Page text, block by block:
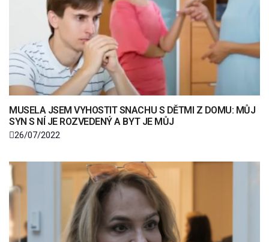
MUSELA JSEM VYHOSTIT SNACHU S DĚTMI Z DOMU: MŮJ
SYN S NÍ JE ROZVEDENÝ A BYT JE MŮJ
26/07/2022